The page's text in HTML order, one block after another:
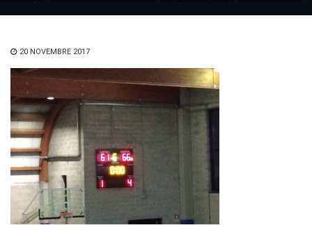
20 NOVEMBRE 2017